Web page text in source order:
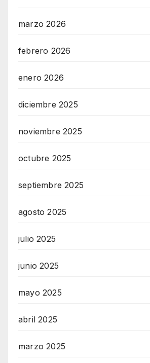
marzo 2026
febrero 2026
enero 2026
diciembre 2025
noviembre 2025
octubre 2025
septiembre 2025
agosto 2025
julio 2025
junio 2025
mayo 2025
abril 2025
marzo 2025